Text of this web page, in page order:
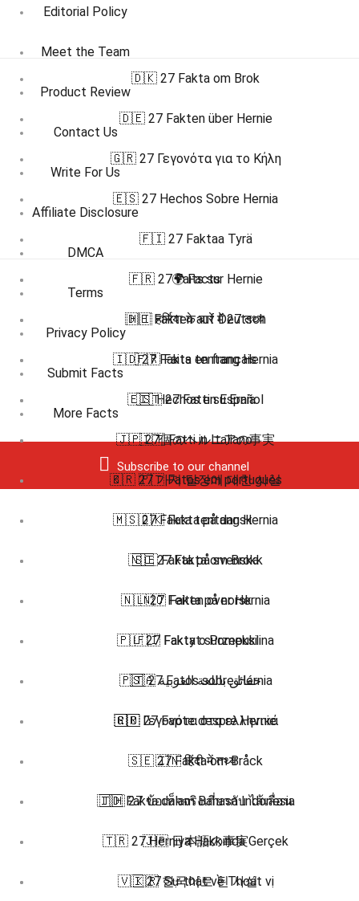
Editorial Policy
Meet the Team
Product Review
Contact Us
Write For Us
Affiliate Disclosure
DMCA
Terms
Privacy Policy
Submit Facts
More Facts
Subscribe to our channel
🇩🇰 27 Fakta om Brok
🇩🇪 27 Fakten über Hernie
🇬🇷 27 Γεγονότα για το Κήλη
🇪🇸 27 Hechos Sobre Hernia
🇫🇮 27 Faktaa Tyrä
🇫🇷 27 Faits sur Hernie
🇭🇮 हर्निया के बारे में 27 तथ्य
🇮🇩 27 Fakta tentang Hernia
🇮🇹 27 Fatti su Ernia
🇯🇵 27個のヘルニアの事実
🇰🇷 27 가지 탈장에 대한 사실
🇲🇸 27 Fakta tentang Hernia
🇳🇴 27 Fakta om Brokk
🇳🇱 27 Feiten over Hernia
🇵🇱 27 Fakty o Przepuklina
🇵🇹 27 Fatos sobre Hérnia
🇷🇴 27 Fapte despre Hernie
🇸🇪 27 Fakta om Bråck
🇹🇭 27 ข้อเท็จจริงเกี่ยวกับ ไส้เลื่อน
🇹🇷 27 Herniya Hakkında Gerçek
🇻🇮 27 Sự thật về Thoát vị
🌍 Facts
🇩🇪 Fakten auf Deutsch
🇫🇷 Faits en français
🇪🇸 Hechos en Español
🇮🇹 Fatti in Italiano
🇧🇷 🇵🇹 Fatos em português
🇩🇰 Fakta på dansk
🇸🇪 Fakta på svenska
🇳🇴 Fakta på norsk
🇫🇮 Faktat suomeksi
🇸🇦 حقائق باللغة العربية
🇬🇷 Γεγονότα στα ελληνικά
🇮🇳 हिंदी में तथ्य
🇮🇩 Fakta dalam Bahasa Indonesia
🇯🇵 日本語の事実
🇰🇷 한국어로 된 사실